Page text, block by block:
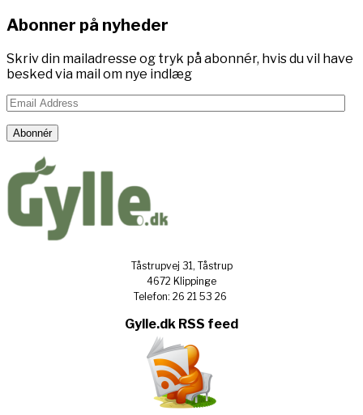
Abonner på nyheder
Skriv din mailadresse og tryk på abonnér, hvis du vil have
besked via mail om nye indlæg
Email
Address
Abonnér
Tåstrupvej 31, Tåstrup
4672 Klippinge
Telefon: 26 21 53 26
Gylle.dk RSS feed